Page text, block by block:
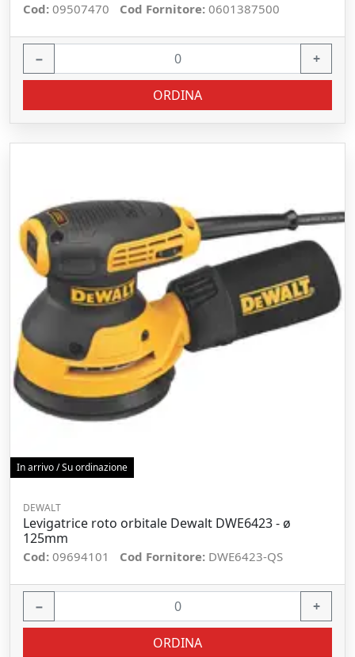
Cod: 09507470 Cod Fornitore: 0601387500
− +
ORDINA
In arrivo / Su ordinazione
DEWALT
Levigatrice roto orbitale Dewalt DWE6423 - ø
125mm
Cod: 09694101 Cod Fornitore: DWE6423-QS
− +
ORDINA